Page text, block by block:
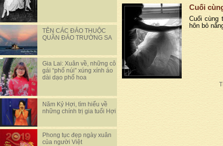
TÊN CÁC ĐẢO THUỘC
QUẦN ĐẢO TRƯỜNG SA
Gia Lai: Xuân về, những cô
gái “phố núi” xúng xính áo
dài dạo phố hoa
Năm Kỷ Hợi, tìm hiểu về
những chính trị gia tuổi Hợi
Phong tục đẹp ngày xuân
của người Việt
Cuối
Cuối cùng
hôn bỏ